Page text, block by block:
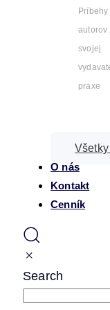
Príbehy
autorov
svojej
praxe
O nás
Kontakt
Cenník
Search